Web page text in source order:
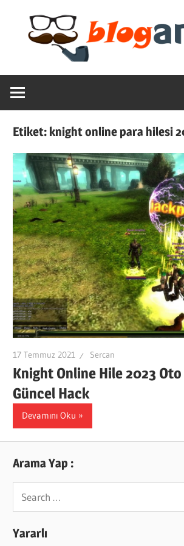
content
2025
Haber,
Blogların
Amcası
Etiket: knight online para hilesi
17 Temmuz 2021 Sercan
Knight Online Hile 2023
Güncel Hack
Devamını Oku
Arama Yap :
Search
for:
Yararlı